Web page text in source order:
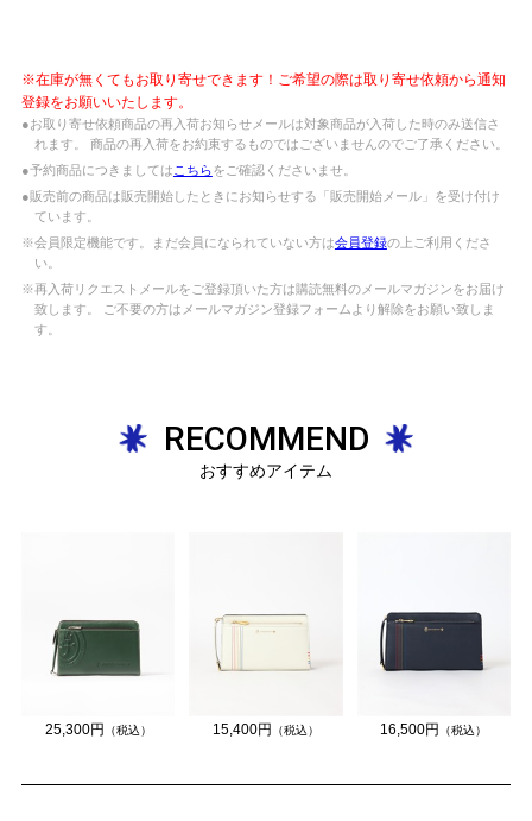
※在庫が無くてもお取り寄せできます！ご希望の際は取り寄せ依頼から通知
登録をお願いいたします。
●お取り寄せ依頼商品の再入荷お知らせメールは対象商品が入荷した時のみ送信さ
れます。 商品の再入荷をお約束するものではございませんのでご了承ください。
●予約商品につきましては こちらをご確認くださいませ。
●販売前の商品は販売開始したときにお知らせする「販売開始メール」を受け付け
ています。
※会員限定機能です。まだ会員になられていない方は会員登録の上ご利用くださ
い。
※再入荷リクエストメールをご登録頂いた方は購読無料のメールマガジンをお届け
致します。 ご不要の方はメールマガジン登録フォームより解除をお願い致しま
す。
RECOMMEND
おすすめアイテム
25,300円 （税込） 15,400円 （税込） 16,500円 （税込）